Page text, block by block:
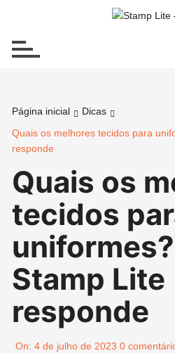
conteúdo
Página inicial
Dicas
Quais os melhores tecidos para
responde
Quais os
tecidos
Stamp Lite
responde
On:4 de julho de 2023 0